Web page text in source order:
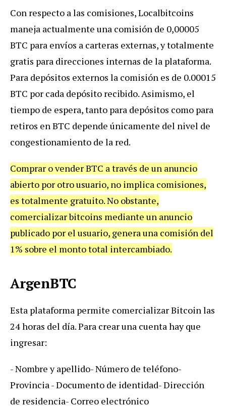
Con respecto a las comisiones, Localbitcoins
maneja actualmente una comisión de 0,00005
BTC para envíos a carteras externas, y totalmente
gratis para direcciones internas de la plataforma.
Para depósitos externos la comisión es de 0.00015
BTC por cada depósito recibido. Asimismo, el
tiempo de espera, tanto para depósitos como para
retiros en BTC depende únicamente del nivel de
congestionamiento de la red.
Comprar o vender BTC a través de un anuncio
abierto por otro usuario, no implica comisiones,
es totalmente gratuito. No obstante,
comercializar bitcoins mediante un anuncio
publicado por el usuario, genera una comisión del
1% sobre el monto total intercambiado.
ArgenBTC
Esta plataforma permite comercializar Bitcoin las
24 horas del día. Para crear una cuenta hay que
ingresar:
- Nombre y apellido- Número de teléfono-
Provincia- Documento de identidad- Dirección
de residencia- Correo electrónico